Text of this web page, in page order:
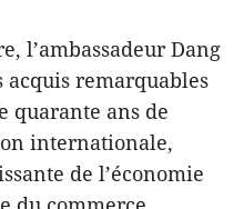
l’ambassadeur Dang
remarquables
quarante ans de
internationale,
de l’économie